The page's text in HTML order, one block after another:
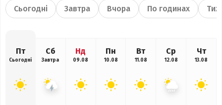
Сьогодні Завтра Вчора По годинах
Пт
Сьогодні
Сб
Завтра
Нд
09.08
Пн
10.08
Вт
11.08
Ср
12.08
Чт
13.08